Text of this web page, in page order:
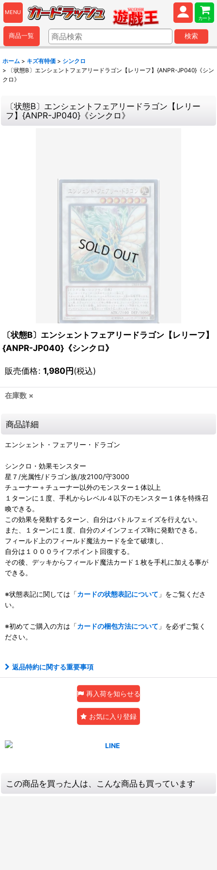
MENU
カート
商品一覧 検索
ホーム > キズ有特価 > シンクロ
>
〔状態B〕エンシェントフェアリードラゴン【レリーフ】{ANPR-JP040}《シン
クロ》
〔状態B〕エンシェントフェアリードラゴン【レリー
フ】{ANPR-JP040}《シンクロ》
〔状態B〕エンシェントフェアリードラゴン【レリーフ】
{ANPR-JP040}《シンクロ》
販売価格: 1,980円(税込)
在庫数 ×
商品詳細
エンシェント・フェアリー・ドラゴン
シンクロ・効果モンスター
星７/光属性/ドラゴン族/攻2100/守3000
チューナー＋チューナー以外のモンスター１体以上
１ターンに１度、手札からレベル４以下のモンスター１体を特殊召
喚できる。
この効果を発動するターン、自分はバトルフェイズを行えない。
また、１ターンに１度、自分のメインフェイズ時に発動できる。
フィールド上のフィールド魔法カードを全て破壊し、
自分は１０００ライフポイント回復する。
その後、デッキからフィールド魔法カード１枚を手札に加える事が
できる。
※状態表記に関しては「カードの状態表記について 」をご覧くださ
い。
※初めてご購入の方は「カードの梱包方法について 」を必ずご覧く
ださい。
返品特約に関する重要事項
再入荷を知らせる
お気に入り登録
この商品を買った人は、こんな商品も買っています